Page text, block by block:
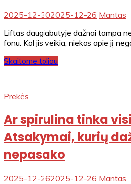
2025-12-302025-12-26 Mantas
Liftas daugiabutyje dažnai tampa
fonu. Kol jis veikia, niekas apie jį
Skaitome toliau
Prekės
Ar spirulina tinka
Atsakymai, kurių
nepasako
2025-12-262025-12-26 Mantas